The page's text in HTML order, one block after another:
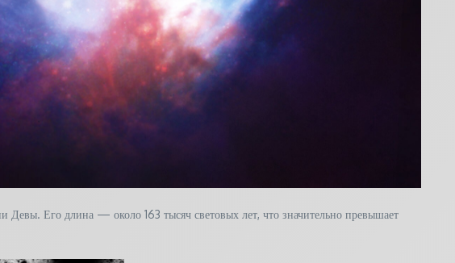
Девы. Его длина — около 163 тысяч световых лет, что значительно превышает